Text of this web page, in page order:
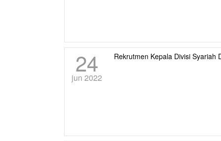
24
jun 2022
Rekrutmen Kepala Divisi Syariah